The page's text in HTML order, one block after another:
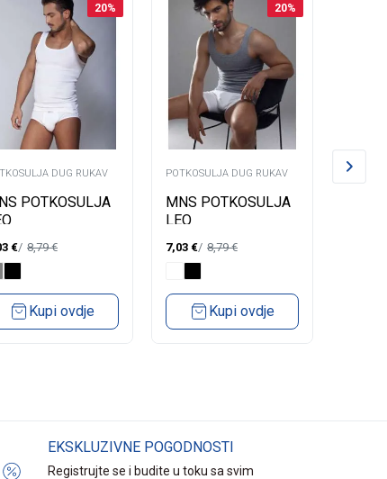
20%
DUG RUKAV
POTKOSULJA
€ 8,79€
Kupi ovdje
20%
POTKOSULJA DUG RUKAV
MNS POTKOSULJA
LEO
7,03 € 8,79€
Kupi ovdje
EKSKLUZIVNE POGODNOSTI
Registrujte se i budite u toku sa svim